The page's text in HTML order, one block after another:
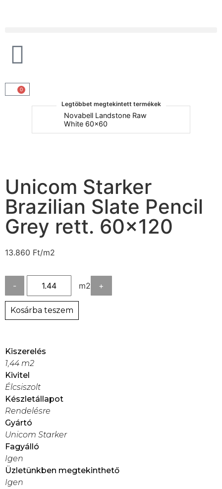
0
Legtöbbet megtekintett termékek
Novabell Landstone Raw
White 60x60
Unicom Starker
Brazilian Slate Pencil
Grey rett. 60×120
13.860 Ft/m2
- m2 +
Kosárba teszem
Kiszerelés
1,44 m2
Kivitel
Élcsiszolt
Készletállapot
Rendelésre
Gyártó
Unicom Starker
Fagyálló
Igen
Üzletünkben megtekinthető
Igen